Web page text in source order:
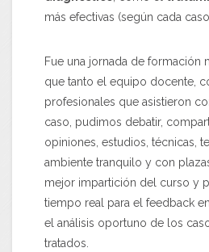
más efectivas (según cada
Fue una jornada de formación
que tanto el equipo docente,
profesionales que asistieron
caso, pudimos debatir,
opiniones, estudios, técnicas,
ambiente tranquilo y con
mejor impartición del curso y
tiempo real para el feedback
el análisis oportuno de los
tratados.